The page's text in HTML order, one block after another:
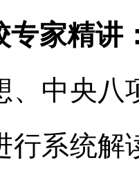
专家精讲
、中央八
行系统解